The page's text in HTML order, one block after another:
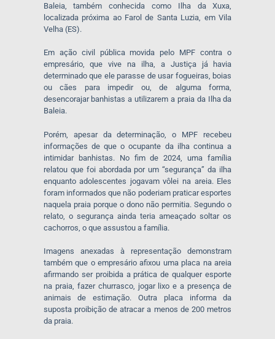
Baleia, também conhecida como Ilha da Xuxa,
localizada próxima ao Farol de Santa Luzia, em Vila
Velha (ES).
Em ação civil pública movida pelo MPF contra o
empresário, que vive na ilha, a Justiça já havia
determinado que ele parasse de usar fogueiras, boias
ou cães para impedir ou, de alguma forma,
desencorajar banhistas a utilizarem a praia da Ilha da
Baleia.
Porém, apesar da determinação, o MPF recebeu
informações de que o ocupante da ilha continua a
intimidar banhistas. No fim de 2024, uma família
relatou que foi abordada por um “segurança” da ilha
enquanto adolescentes jogavam vôlei na areia. Eles
foram informados que não poderiam praticar esportes
naquela praia porque o dono não permitia. Segundo o
relato, o segurança ainda teria ameaçado soltar os
cachorros, o que assustou a família.
Imagens anexadas à representação demonstram
também que o empresário afixou uma placa na areia
afirmando ser proibida a prática de qualquer esporte
na praia, fazer churrasco, jogar lixo e a presença de
animais de estimação. Outra placa informa da
suposta proibição de atracar a menos de 200 metros
da praia.